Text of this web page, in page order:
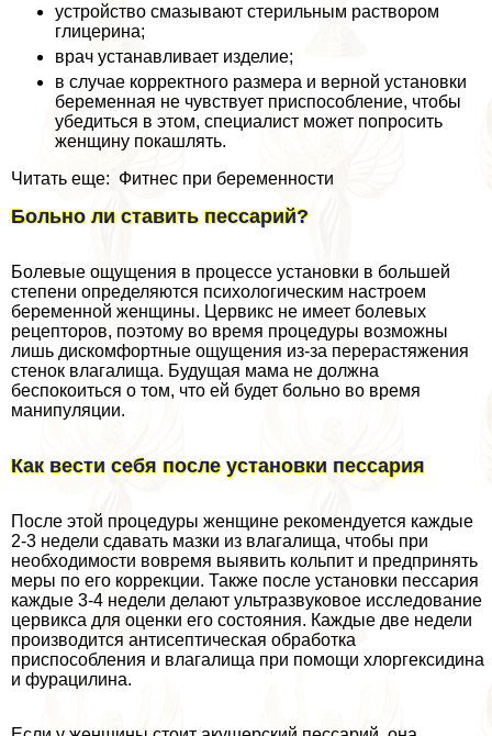
устройство смазывают стерильным раствором
глицерина;
врач устанавливает изделие;
в случае корректного размера и верной установки
беременная не чувствует приспособление, чтобы
убедиться в этом, специалист может попросить
женщину покашлять.
Читать еще: Фитнес при беременности
Больно ли ставить пессарий?
Болевые ощущения в процессе установки в большей
степени определяются психологическим настроем
беременной женщины. Цервикс не имеет болевых
рецепторов, поэтому во время процедуры возможны
лишь дискомфортные ощущения из-за перерастяжения
стенок влагалища. Будущая мама не должна
беспокоиться о том, что ей будет больно во время
манипуляции.
Как вести себя после установки пессария
После этой процедуры женщине рекомендуется каждые
2-3 недели сдавать мазки из влагалища, чтобы при
необходимости вовремя выявить кольпит и предпринять
меры по его коррекции. Также после установки пессария
каждые 3-4 недели делают ультразвуковое исследование
цервикса для оценки его состояния. Каждые две недели
производится антисептическая обработка
приспособления и влагалища при помощи хлоргексидина
и фурацилина.